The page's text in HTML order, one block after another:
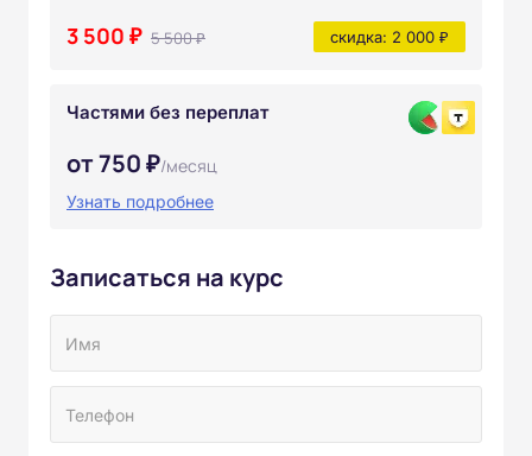
3 500 ₽ 5 500 ₽ скидка: 2 000 ₽
Частями без переплат
от 750 ₽/месяц
Узнать подробнее
Записаться на курс